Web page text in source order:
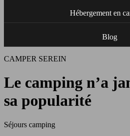
Hébergement en
Blog
CAMPER SEREIN
Le camping n’a
sa popularité
Séjours camping